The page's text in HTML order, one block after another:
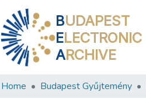
BUDAPEST
ELECTRONIC
ARCHIVE
Home Budapest Gyűjtemény